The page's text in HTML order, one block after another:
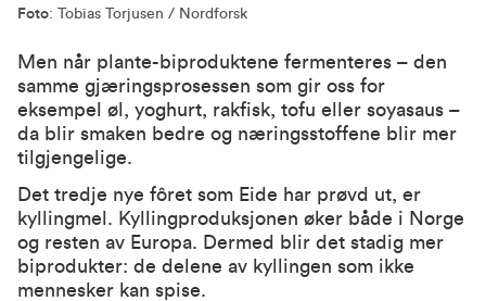
Foto: Tobias Torjusen / Nordforsk
Men når plante-biproduktene fermenteres – den
samme gjæringsprosessen som gir oss for
eksempel øl, yoghurt, rakfisk, tofu eller soyasaus –
da blir smaken bedre og næringsstoffene blir mer
tilgjengelige.
Det tredje nye fôret som Eide har prøvd ut, er
kyllingmel. Kyllingproduksjonen øker både i Norge
og resten av Europa. Dermed blir det stadig mer
biprodukter: de delene av kyllingen som ikke
mennesker kan spise.